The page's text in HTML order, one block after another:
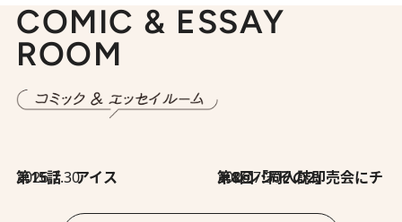
COMIC & ESSAY
ROOM
2026.7.30
第15話 アイス 2026.7.30
第8回「同人誌即売会にチャレンジ その2」